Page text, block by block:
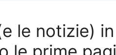
le notizie)